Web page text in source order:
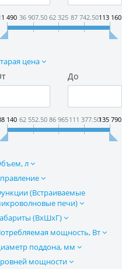
490 36 907.50 62 325 87 742.50113 160
цена
До
140 62 552.50 86 965111 377.50135 790
л
(Встраиваемые
печи)
(ВхШхГ)
мощность, Вт
поддона, мм
мощности